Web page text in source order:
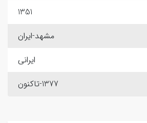
1351
مشهد-ایران
ایرانی
1377-تاکنون